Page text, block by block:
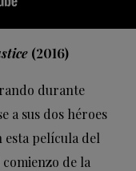
(2016)
durante
a sus dos héroes
esta película del
de la